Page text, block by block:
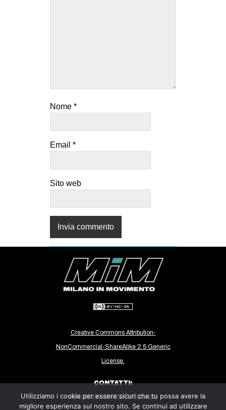
Nome *
Email *
Sito web
Creative Commons Attribution-
NonCommercial-ShareAlike 2.5 Generic
License.
CONTATTI:
milanoinmovimento@gmail.com
Utilizziamo i cookie per essere sicuri che tu possa avere la
migliore esperienza sul nostro sito. Se continui ad utilizzare